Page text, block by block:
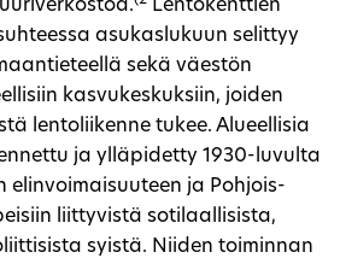
Lentokenttien
asukaslukuun selittyy
sekä väestön
kasvukeskuksiin, joiden
lentoliikenne tukee. Alueellisia
ja ylläpidetty 1930-luvulta
elinvoimaisuuteen ja Pohjois-
liittyvistä sotilaallisista,
syistä. Niiden toiminnan